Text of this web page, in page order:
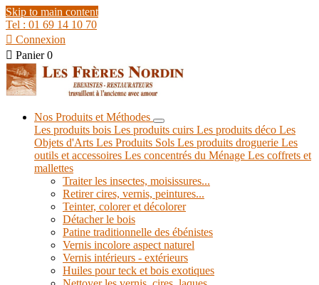
Skip to main content
Tel : 01 69 14 10 70
 Connexion
 Panier 0
Nos Produits et Méthodes
Les produits bois Les produits cuirs Les produits déco Les
Objets d'Arts Les Produits Sols Les produits droguerie Les
outils et accessoires Les concentrés du Ménage Les coffrets et
mallettes
Traiter les insectes, moisissures...
Retirer cires, vernis, peintures...
Teinter, colorer et décolorer
Détacher le bois
Patine traditionnelle des ébénistes
Vernis incolore aspect naturel
Vernis intérieurs - extérieurs
Huiles pour teck et bois exotiques